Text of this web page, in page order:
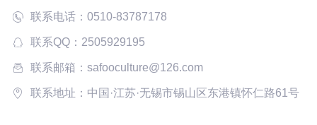
联系电话：0510-83787178
联系QQ：2505929195
联系邮箱：safooculture@126.com
联系地址：中国·江苏·无锡市锡山区东港镇怀仁路61号